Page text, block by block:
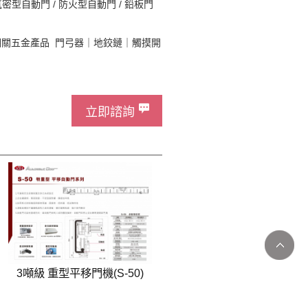
密型自動門 / 防火型自動門 / 鉛板門
五金產品
門弓器｜地鉸鏈｜觸摸開
立即諮詢
3噸級 重型平移門機(S-50)